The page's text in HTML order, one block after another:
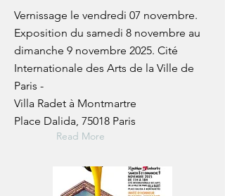
Vernissage le vendredi 07 novembre.
Exposition du samedi 8 novembre au
dimanche 9 novembre 2025. Cité
Internationale des Arts de la Ville de
Paris -
Villa Radet à Montmartre
Place Dalida, 75018 Paris
Read More